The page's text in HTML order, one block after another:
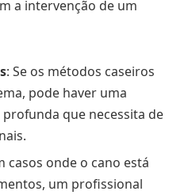
a intervenção de um
: Se os métodos caseiros
pode haver uma
que necessita de
casos onde o cano está
um profissional